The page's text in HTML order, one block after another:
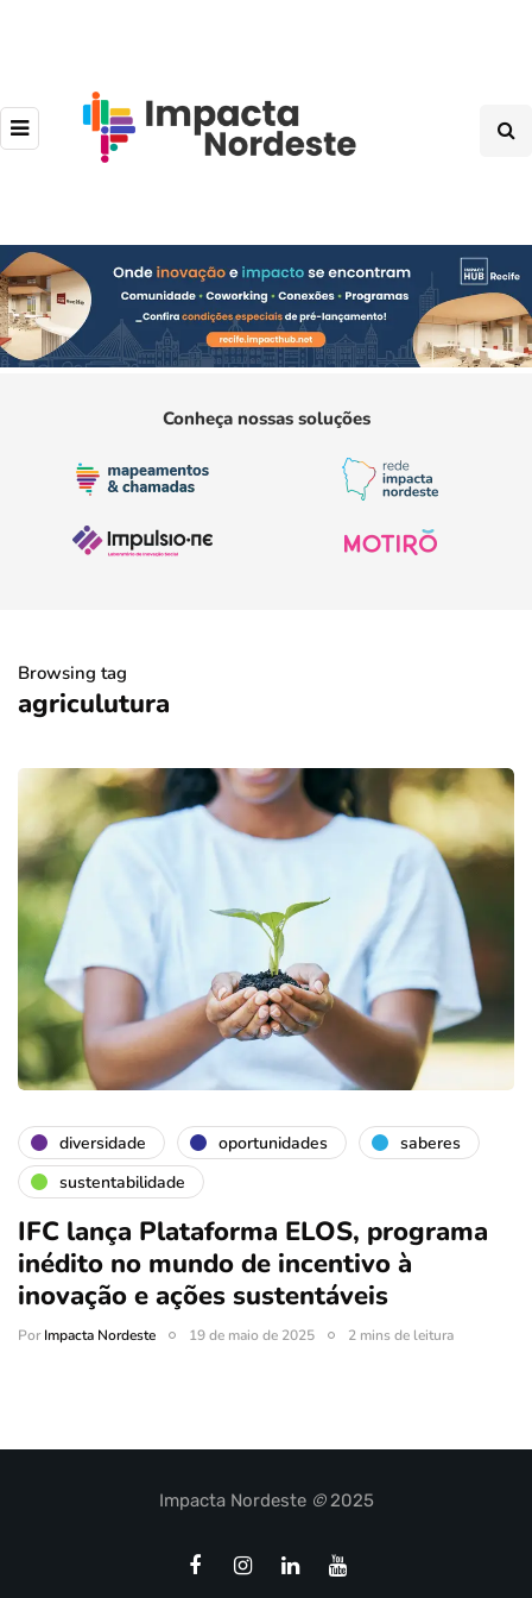
Conheça nossas soluções
Browsing tag
agriculutura
diversidade oportunidades
saberes
sustentabilidade
IFC lança Plataforma ELOS, programa
inédito no mundo de incentivo à
inovação e ações sustentáveis
PorImpacta Nordeste 19 de maio de 2025 2 mins de leitura
Impacta Nordeste ©2025